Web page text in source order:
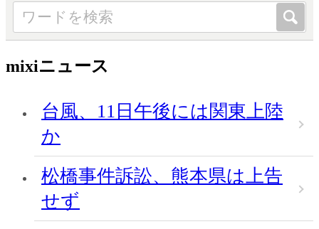
mixiニュース
台風、11日午後には関東上陸
か
松橋事件訴訟、熊本県は上告
せず